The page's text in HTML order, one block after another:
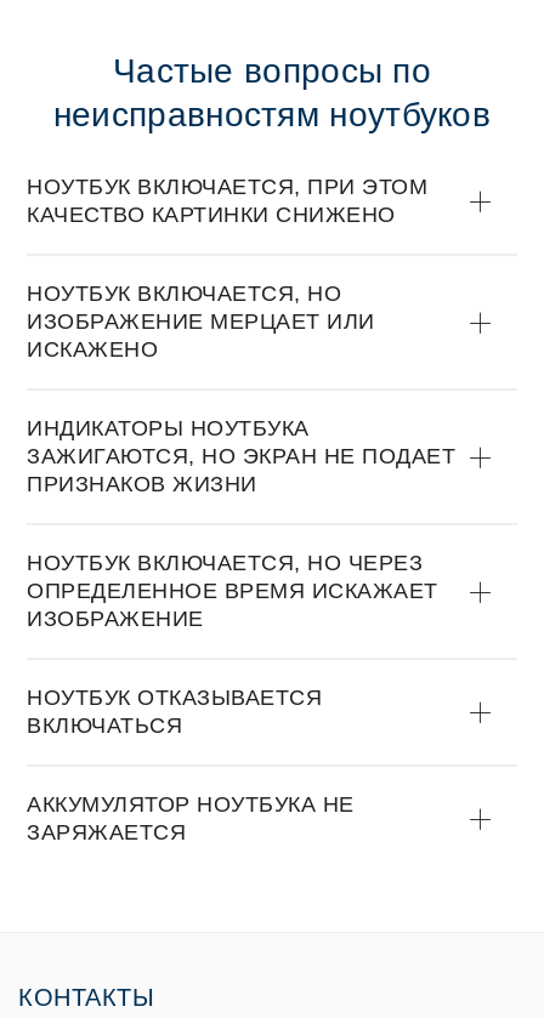
Частые вопросы по
неисправностям ноутбуков
НОУТБУК ВКЛЮЧАЕТСЯ, ПРИ ЭТОМ
КАЧЕСТВО КАРТИНКИ СНИЖЕНО
НОУТБУК ВКЛЮЧАЕТСЯ, НО
ИЗОБРАЖЕНИЕ МЕРЦАЕТ ИЛИ
ИСКАЖЕНО
ИНДИКАТОРЫ НОУТБУКА
ЗАЖИГАЮТСЯ, НО ЭКРАН НЕ ПОДАЕТ
ПРИЗНАКОВ ЖИЗНИ
НОУТБУК ВКЛЮЧАЕТСЯ, НО ЧЕРЕЗ
ОПРЕДЕЛЕННОЕ ВРЕМЯ ИСКАЖАЕТ
ИЗОБРАЖЕНИЕ
НОУТБУК ОТКАЗЫВАЕТСЯ
ВКЛЮЧАТЬСЯ
АККУМУЛЯТОР НОУТБУКА НЕ
ЗАРЯЖАЕТСЯ
КОНТАКТЫ